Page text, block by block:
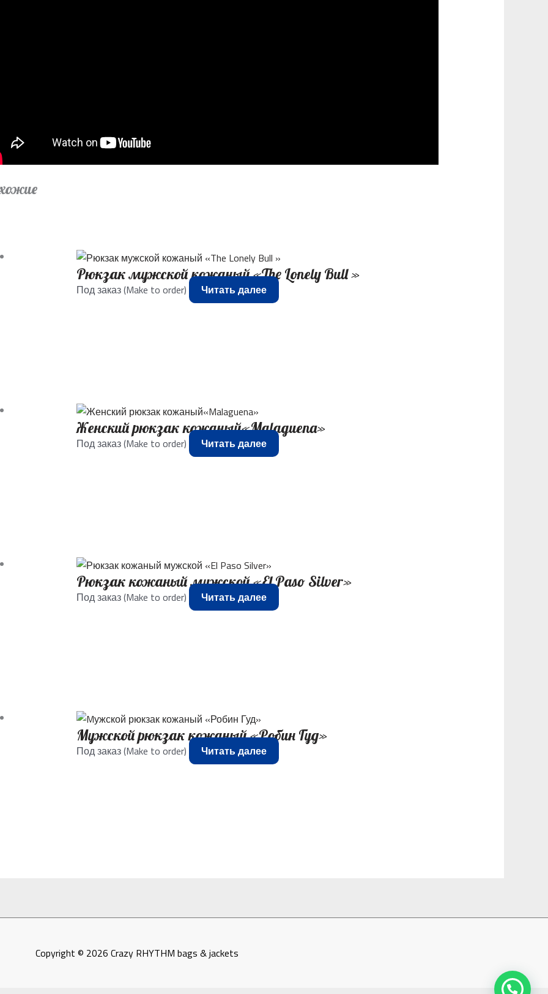
Рюкзак мужской кожаный «The Lonely Bull »
Под заказ (Make to order) Читать далее
Женский рюкзак кожаный«Malaguena»
Под заказ (Make to order) Читать далее
Рюкзак кожаный мужской «El Paso Silver»
Под заказ (Make to order) Читать далее
Mужской рюкзак кожаный «Робин Гуд»
Под заказ (Make to order) Читать далее
Copyright © 2026 Crazy RHYTHM bags & jackets